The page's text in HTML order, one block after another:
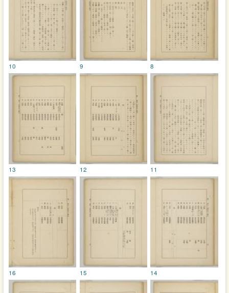
8
9
10
11
12
13
14
15
16